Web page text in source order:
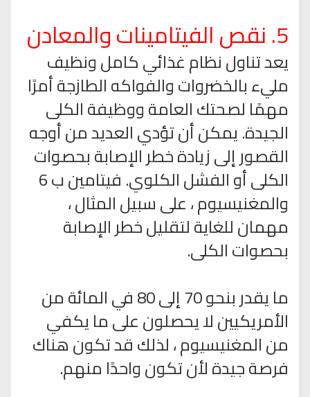
5. نقص الفيتامينات والمعادن
يعد تناول نظام غذائي كامل ونظيف
مليء بالخضروات والفواكه الطازجة أمرًا
مهمًا لصحتك العامة ووظيفة الكلى
الجيدة. يمكن أن تؤدي العديد من أوجه
القصور إلى زيادة خطر الإصابة بحصوات
الكلى أو الفشل الكلوي. فيتامين ب 6
والمغنيسيوم ، على سبيل المثال ،
مهمان للغاية لتقليل خطر الإصابة
بحصوات الكلى.
ما يقدر بنحو 70 إلى 80 في المائة من
الأمريكيين لا يحصلون على ما يكفي
من المغنيسيوم ، لذلك قد تكون هناك
فرصة جيدة لأن تكون واحدًا منهم.